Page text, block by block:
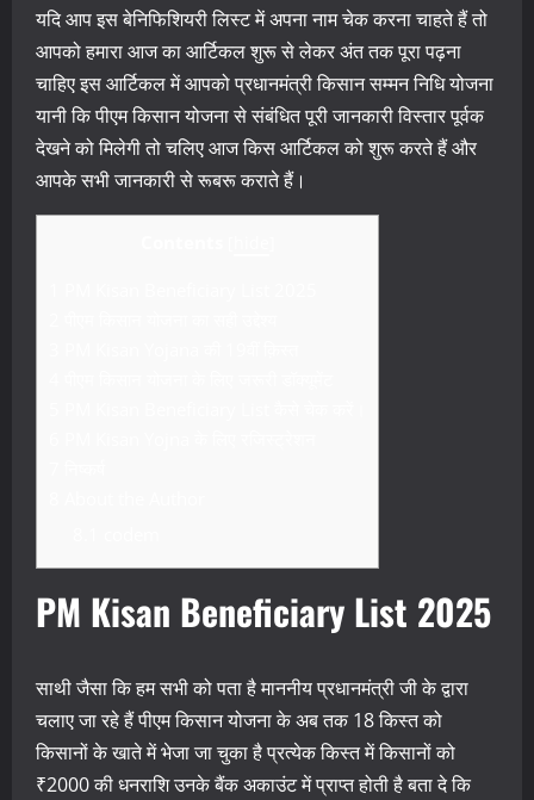
यदि आप इस बेनिफिशियरी लिस्ट में अपना नाम चेक करना चाहते हैं तो
आपको हमारा आज का आर्टिकल शुरू से लेकर अंत तक पूरा पढ़ना
चाहिए इस आर्टिकल में आपको प्रधानमंत्री किसान सम्मन निधि योजना
यानी कि पीएम किसान योजना से संबंधित पूरी जानकारी विस्तार पूर्वक
देखने को मिलेगी तो चलिए आज किस आर्टिकल को शुरू करते हैं और
आपके सभी जानकारी से रूबरू कराते हैं।
PM Kisan Beneficiary List 2025
साथी जैसा कि हम सभी को पता है माननीय प्रधानमंत्री जी के द्वारा
चलाए जा रहे हैं पीएम किसान योजना के अब तक 18 किस्त को
किसानों के खाते में भेजा जा चुका है प्रत्येक किस्त में किसानों को
₹2000 की धनराशि उनके बैंक अकाउंट में प्राप्त होती है बता दे कि